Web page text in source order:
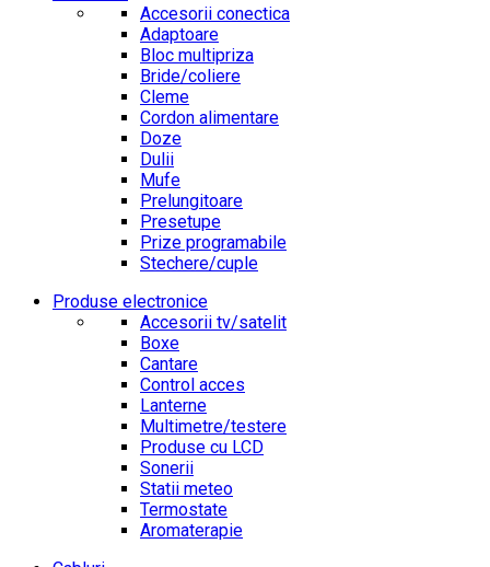
Accesorii conectica
Adaptoare
Bloc multipriza
Bride/coliere
Cleme
Cordon alimentare
Doze
Dulii
Mufe
Prelungitoare
Presetupe
Prize programabile
Stechere/cuple
Produse electronice
Accesorii tv/satelit
Boxe
Cantare
Control acces
Lanterne
Multimetre/testere
Produse cu LCD
Sonerii
Statii meteo
Termostate
Aromaterapie